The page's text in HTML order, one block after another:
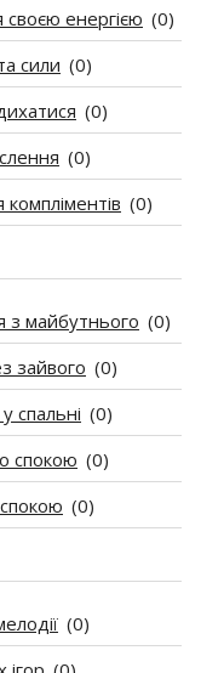
своєю енергією (0)
сили (0)
(0)
(0)
(0)
з майбутнього (0)
зайвого (0)
спальні (0)
спокою (0)
(0)
(0)